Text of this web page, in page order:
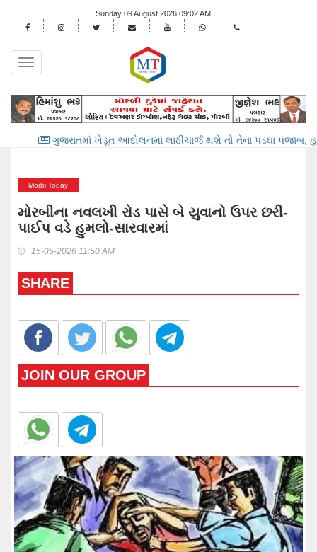
Sunday 09 August 2026 09:02 AM
Toggle
navigation
ખેડૂત આંદોલનમાં લાઠીચાર્જ થશે તો તેના પડઘા પંજાબ, હરિયાણા અને
Morbi Today
મોરબીના નવલખી રોડ પાસે બે યુવાનો ઉપર છરી-
પાઈપ વડે હુમલો-સારવારમાં
15-05-2026 11:50 AM
SHARE
JOIN OUR GROUP